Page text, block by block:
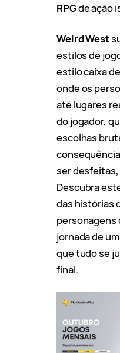
RPGde ação
Weird West
estilos de
estilo caixa
onde os
até lugares
do jogador,
escolhas
ser
Descubra
das histórias
personagens
jornada de
que tudo se
final.